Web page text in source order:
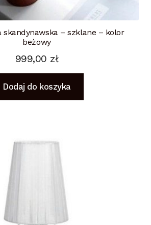
skandynawska – szklane – kolor
beżowy
999,00 zł
Dodaj do koszyka